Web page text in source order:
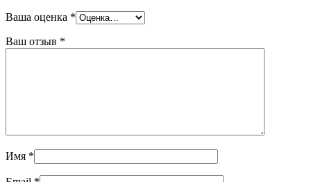
Ваша оценка *
Ваш отзыв *
Имя *